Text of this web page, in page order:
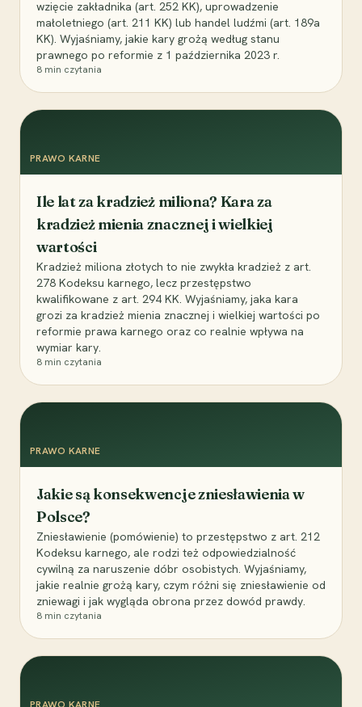
wzięcie zakładnika (art. 252 KK), uprowadzenie
małoletniego (art. 211 KK) lub handel ludźmi (art. 189a
KK). Wyjaśniamy, jakie kary grożą według stanu
prawnego po reformie z 1 października 2023 r.
8 min czytania
PRAWO KARNE
Ile lat za kradzież miliona? Kara za
kradzież mienia znacznej i wielkiej
wartości
Kradzież miliona złotych to nie zwykła kradzież z art.
278 Kodeksu karnego, lecz przestępstwo
kwalifikowane z art. 294 KK. Wyjaśniamy, jaka kara
grozi za kradzież mienia znacznej i wielkiej wartości po
reformie prawa karnego oraz co realnie wpływa na
wymiar kary.
8 min czytania
PRAWO KARNE
Jakie są konsekwencje zniesławienia w
Polsce?
Zniesławienie (pomówienie) to przestępstwo z art. 212
Kodeksu karnego, ale rodzi też odpowiedzialność
cywilną za naruszenie dóbr osobistych. Wyjaśniamy,
jakie realnie grożą kary, czym różni się zniesławienie od
zniewagi i jak wygląda obrona przez dowód prawdy.
8 min czytania